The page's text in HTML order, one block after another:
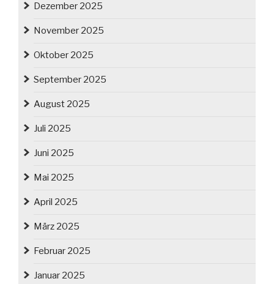
Dezember 2025
November 2025
Oktober 2025
September 2025
August 2025
Juli 2025
Juni 2025
Mai 2025
April 2025
März 2025
Februar 2025
Januar 2025